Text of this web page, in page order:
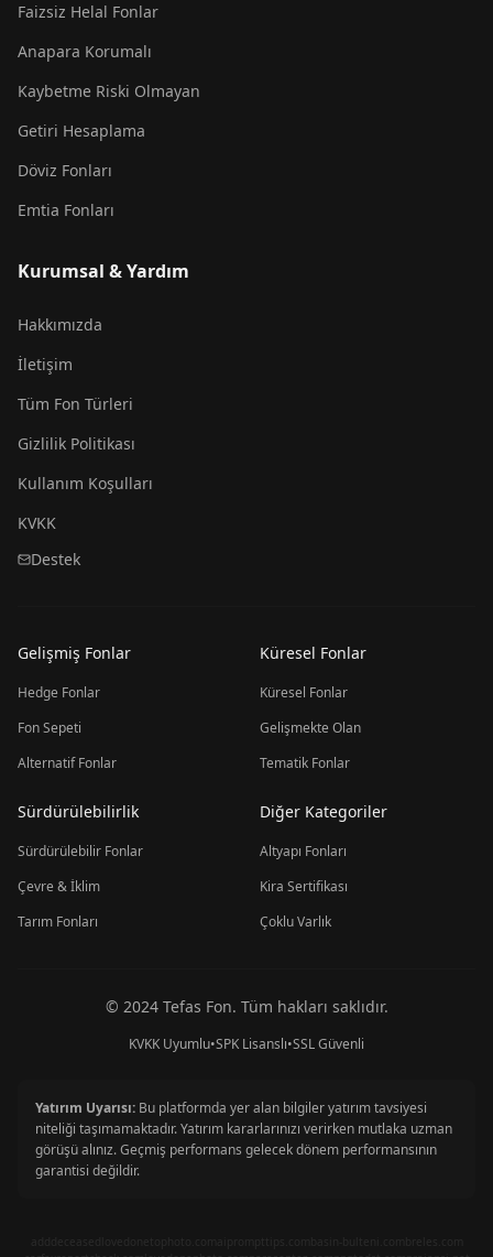
Faizsiz Helal Fonlar
Anapara Korumalı
Kaybetme Riski Olmayan
Getiri Hesaplama
Döviz Fonları
Emtia Fonları
Kurumsal & Yardım
Hakkımızda
İletişim
Tüm Fon Türleri
Gizlilik Politikası
Kullanım Koşulları
KVKK
Destek
Gelişmiş Fonlar
Hedge Fonlar
Fon Sepeti
Alternatif Fonlar
Küresel Fonlar
Küresel Fonlar
Gelişmekte Olan
Tematik Fonlar
Sürdürülebilirlik
Sürdürülebilir Fonlar
Çevre & İklim
Tarım Fonları
Diğer Kategoriler
Altyapı Fonları
Kira Sertifikası
Çoklu Varlık
© 2024 Tefas Fon. Tüm hakları saklıdır.
KVKK Uyumlu•SPK Lisanslı•SSL Güvenli
Yatırım Uyarısı: Bu platformda yer alan bilgiler yatırım tavsiyesi
niteliği taşımamaktadır. Yatırım kararlarınızı verirken mutlaka uzman
görüşü alınız. Geçmiş performans gelecek dönem performansının
garantisi değildir.